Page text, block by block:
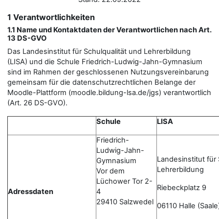
1 Verantwortlichkeiten
1.1 Name und Kontaktdaten der Verantwortlichen nach Art.
13 DS-GVO
Das Landesinstitut für Schulqualität und Lehrerbildung
(LISA) und die Schule Friedrich-Ludwig-Jahn-Gymnasium
sind im Rahmen der geschlossenen Nutzungsvereinbarung
gemeinsam für die datenschutzrechtlichen Belange der
Moodle-Plattform (moodle.bildung-lsa.de/jgs) verantwortlich
(Art. 26 DS-GVO).
Schule LISA
Adressdaten
Friedrich-
Ludwig-Jahn-
Gymnasium
Vor dem
Lüchower Tor 2-
4
29410 Salzwedel
Landesinstitut für
Lehrerbildung
Riebeckplatz 9
06110 Halle